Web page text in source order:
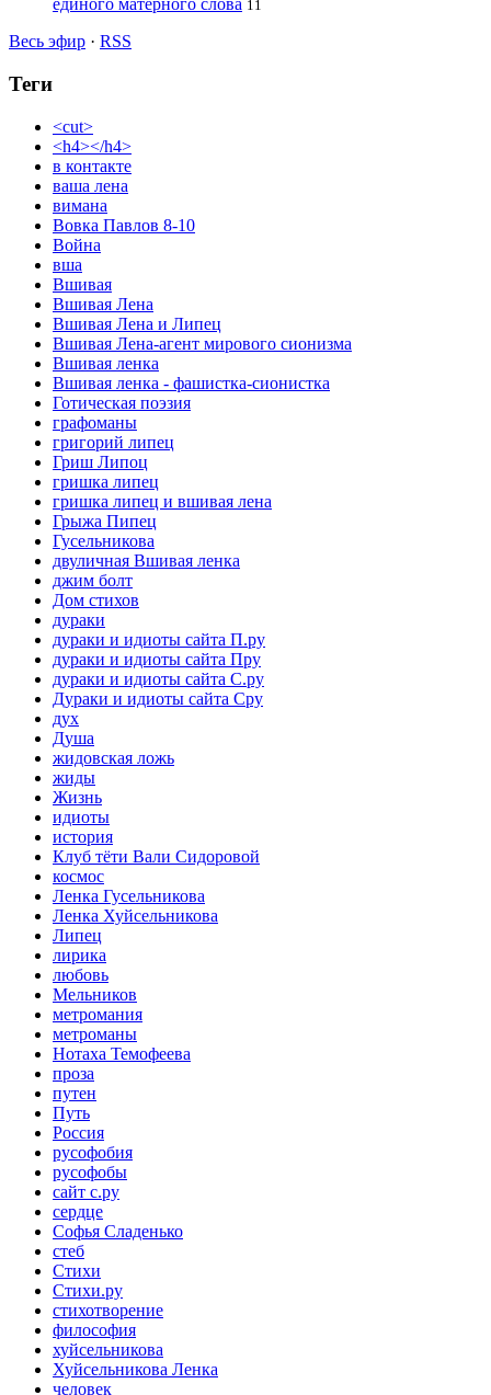
единого матерного слова 11
Весь эфир · RSS
Теги
<cut>
<h4></h4>
в контакте
ваша лена
вимана
Вовка Павлов 8-10
Война
вша
Вшивая
Вшивая Лена
Вшивая Лена и Липец
Вшивая Лена-агент мирового сионизма
Вшивая ленка
Вшивая ленка - фашистка-сионистка
Готическая поэзия
графоманы
григорий липец
Гриш Липоц
гришка липец
гришка липец и вшивая лена
Грыжа Пипец
Гусельникова
двуличная Вшивая ленка
джим болт
Дом стихов
дураки
дураки и идиоты сайта П.ру
дураки и идиоты сайта Пру
дураки и идиоты сайта С.ру
Дураки и идиоты сайта Сру
дух
Душа
жидовская ложь
жиды
Жизнь
идиоты
история
Клуб тёти Вали Сидоровой
космос
Ленка Гусельникова
Ленка Хуйсельникова
Липец
лирика
любовь
Мельников
метромания
метроманы
Нотаха Темофеева
проза
путен
Путь
Россия
русофобия
русофобы
сайт с.ру
сердце
Софья Сладенько
стеб
Стихи
Стихи.ру
стихотворение
философия
хуйсельникова
Хуйсельникова Ленка
человек